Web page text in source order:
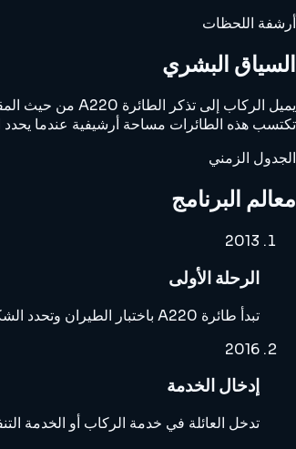
أرشفة اللحظات
السياق البشري
يميل الركاب إلى تذكر الطائرة A220 من حيث المقصورة أولاً: النوافذ الكبيرة، والهدوء الخماسي، والطائرة ذات الحجم الإقليمي التي لا تشعر أبدًا بالمساس.
تكتسب هذه الطائرات مساحة أرشيفية عندما يحدد
الجدول الزمني
معالم البرنامج
2013
الرحلة الأولى
تبدأ طائرة A220 باختبار الطيران وتحدد الشكل العام للعائلة.
2016
إدخال الخدمة
تدخل العائلة في خدمة الركاب أو الخدمة